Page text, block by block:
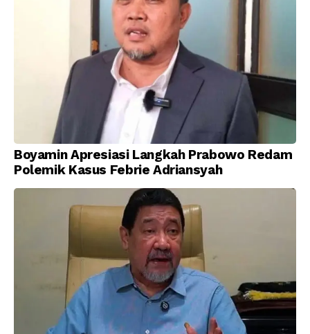
Boyamin Apresiasi Langkah Prabowo Redam
Polemik Kasus Febrie Adriansyah